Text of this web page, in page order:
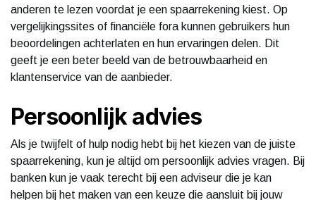
anderen te lezen voordat je een spaarrekening kiest. Op
vergelijkingssites of financiële fora kunnen gebruikers hun
beoordelingen achterlaten en hun ervaringen delen. Dit
geeft je een beter beeld van de betrouwbaarheid en
klantenservice van de aanbieder.
Persoonlijk advies
Als je twijfelt of hulp nodig hebt bij het kiezen van de juiste
spaarrekening, kun je altijd om persoonlijk advies vragen. Bij
banken kun je vaak terecht bij een adviseur die je kan
helpen bij het maken van een keuze die aansluit bij jouw